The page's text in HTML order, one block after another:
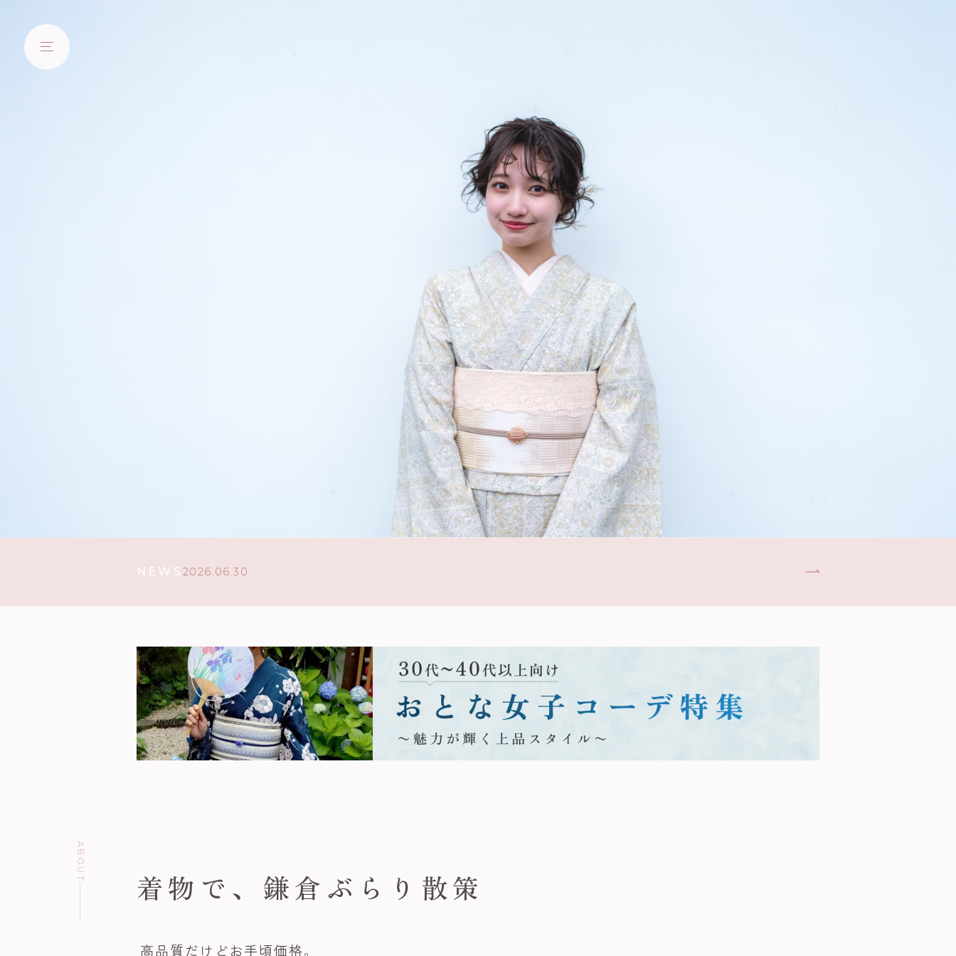
NEWS 2026.06.30
ABOUT
着物で、 鎌倉ぶらり散策
高品質だけどお手頃価格。